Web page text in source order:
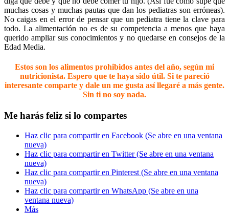
muchas cosas y muchas pautas que dan los pediatras son erróneas).
No caigas en el error de pensar que un pediatra tiene la clave para
todo. La alimentación no es de su competencia a menos que haya
querido ampliar sus conocimientos y no quedarse en consejos de la
Edad Media.
Estos son los alimentos prohibidos antes del año, según mi
nutricionista. Espero que te haya sido útil. Si te pareció
interesante comparte y dale un me gusta así llegaré a más gente.
Sin ti no soy nada.
Me harás feliz si lo compartes
Haz clic para compartir en Facebook (Se abre en una ventana
nueva)
Haz clic para compartir en Twitter (Se abre en una ventana
nueva)
Haz clic para compartir en Pinterest (Se abre en una ventana
nueva)
Haz clic para compartir en WhatsApp (Se abre en una
ventana nueva)
Más